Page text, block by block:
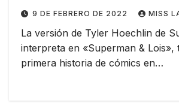
9 DE FEBRERO DE 2022 MISS
La versión de Tyler Hoechlin de
interpreta en «Superman & Lois»,
primera historia de cómics en…